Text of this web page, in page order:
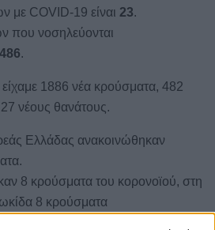
με COVID-19 είναι 23.
που νοσηλεύονται
486.
είχαμε 1886 νέα κρούσματα, 482
νέους θανάτους.
Ελλάδας ανακοινώθηκαν
8 κρούσματα του κορονοϊού, στη
8 κρούσματα